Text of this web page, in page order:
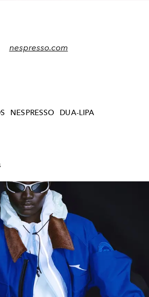
nespresso.com
NESPRESSO DUA-LIPA